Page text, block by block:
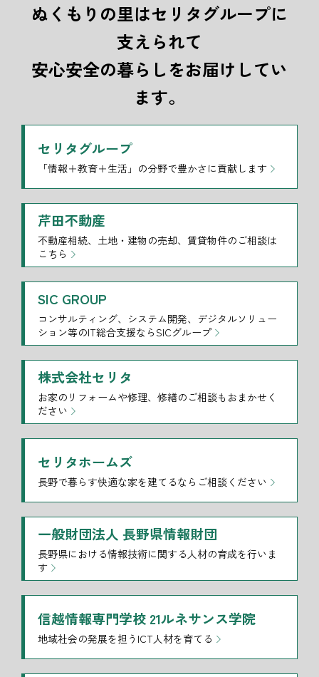
ぬくもりの里はセリタグループに
支えられて
安心安全の暮らしをお届けしてい
ます。
セリタグループ
「情報＋教育＋生活」の分野で豊かさに貢献します
芹田不動産
不動産相続、土地・建物の売却、賃貸物件のご相談は
こちら
SIC GROUP
コンサルティング、システム開発、デジタルソリュー
ション等のIT総合支援ならSICグループ
株式会社セリタ
お家のリフォームや修理、修繕のご相談もおまかせく
ださい
セリタホームズ
長野で暮らす快適な家を建てるならご相談ください
一般財団法人 長野県情報財団
長野県における情報技術に関する人材の育成を行いま
す
信越情報専門学校 21ルネサンス学院
地域社会の発展を担うICT人材を育てる